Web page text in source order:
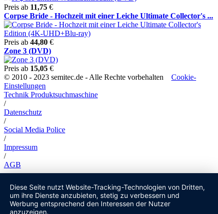
Preis ab 11,75 €
Corpse Bride - Hochzeit mit einer Leiche Ultimate Collector's ...
Preis ab 44,80 €
Zone 3 (DVD)
Preis ab 15,05 €
© 2010 - 2023 semitec.de - Alle Rechte vorbehalten Cookie-
Einstellungen
Technik Produktsuchmaschine
/
Datenschutz
/
Social Media Police
/
Impressum
/
AGB
Diese Seite nutzt Website-Tracking-Technologien von Dritten,
um ihre Dienste anzubieten, stetig zu verbessern und
Werbung entsprechend den Interessen der Nutzer
anzuzeigen.